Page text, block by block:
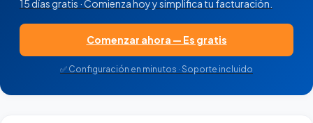
15 días gratis · Comienza hoy y simplifica tu facturación.
Comenzar ahora — Es gratis
✅ Configuración en minutos · Soporte incluido